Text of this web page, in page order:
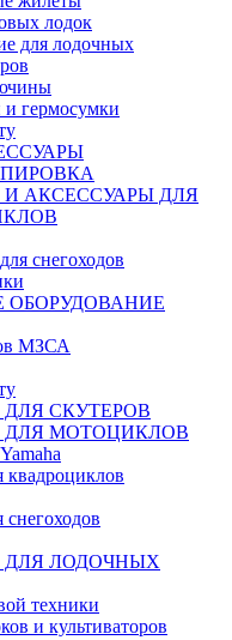
лодок
для лодочных
гермосумки
И АКСЕССУАРЫ ДЛЯ
снегоходов
ОБОРУДОВАНИЕ
МЗСА
СКУТЕРОВ
ДЛЯ МОТОЦИКЛОВ
квадроциклов
снегоходов
ДЛЯ ЛОДОЧНЫХ
техники
и культиваторов